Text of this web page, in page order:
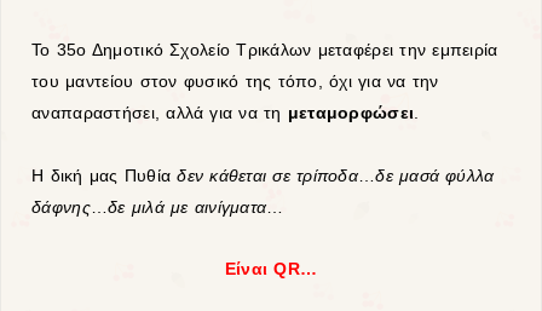
Το 35ο Δημοτικό Σχολείο Τρικάλων μεταφέρει την εμπειρία
του μαντείου στον φυσικό της τόπο, όχι για να την
αναπαραστήσει, αλλά για να τη μεταμορφώσει.
Η δική μας Πυθίαδεν κάθεται σε τρίποδα …δε μασά φύλλα
δάφνης…δε μιλά με αινίγματα
Είναι QR…